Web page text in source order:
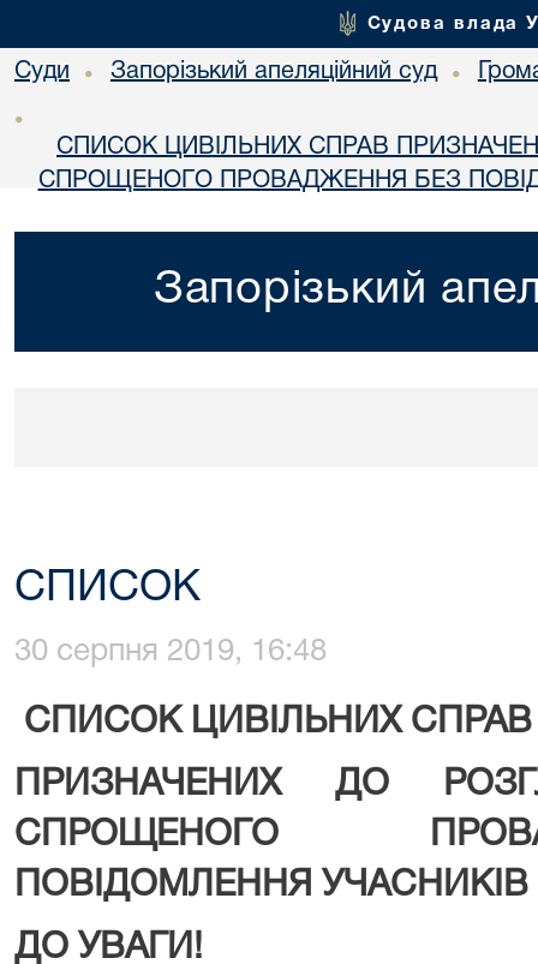
Судова влада
Суди • Запорізький апеляційний суд •
•
СПИСОК ЦИВІЛЬНИХ СПРАВ
СПРОЩЕНОГО ПРОВАДЖЕННЯ БЕЗ
Запорізький
СПИСОК
30 серпня 2019, 16:48
СПИСОК ЦИВІЛЬНИХ СПРАВ
ПРИЗНАЧЕНИХ ДО
СПРОЩЕНОГО
ПОВІДОМЛЕННЯ
ДО УВАГИ!